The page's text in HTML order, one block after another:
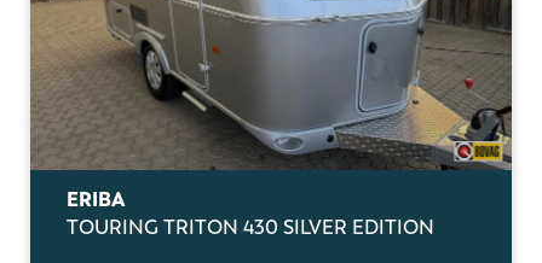
ERIBA
TOURING TRITON 430 SILVER EDITION